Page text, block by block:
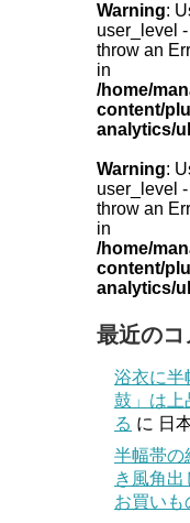
Warning:
user_level
throw an
in
/home/
content/
analytics/
Warning:
user_level
throw an
in
/home/
content/
analytics/
最近のコ
浴衣に半
鼓」は
る に 日
半幅帯の
き風角出
お買いも